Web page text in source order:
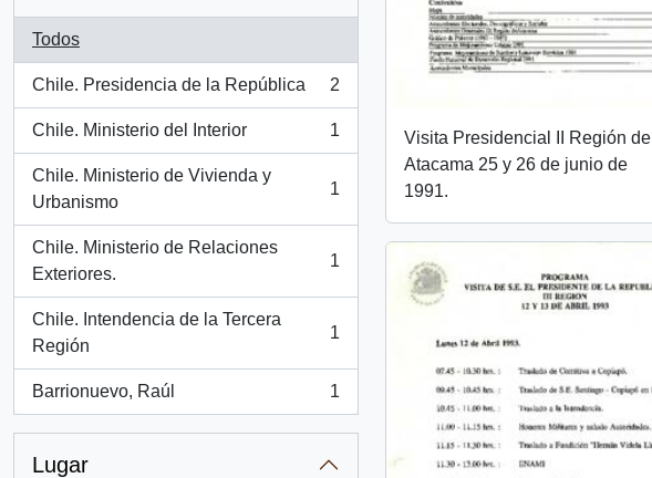
Todos
Chile. Presidencia de la República
, 2 resultados
2
Chile. Ministerio del Interior
, 1 resultados
1
Chile. Ministerio de Vivienda y
Urbanismo
, 1 resultados
1
Chile. Ministerio de Relaciones
Exteriores.
, 1 resultados
1
Chile. Intendencia de la Tercera
Región
, 1 resultados
1
Barrionuevo, Raúl
, 1 resultados
1
Lugar
Visita Presidencial II Región de
Atacama 25 y 26 de junio de
1991.